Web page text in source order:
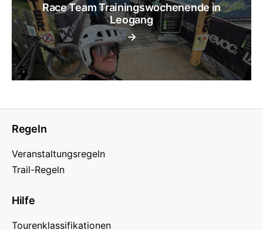
→
Race Team Trainingswochenende in
Leogang
Regeln
Veranstaltungsregeln
Trail-Regeln
Hilfe
Tourenklassifikationen